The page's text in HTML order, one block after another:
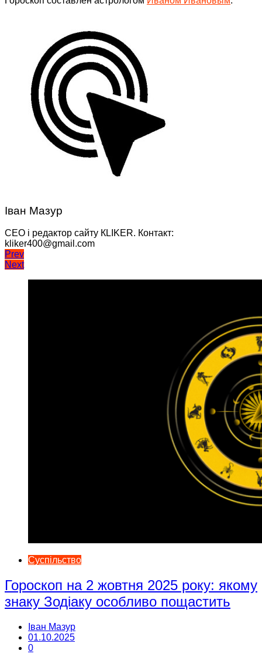
Іван Мазур
CEO і редактор сайту КLIKER. Контакт:
kliker400@gmail.com
Навігація
записів
Prev
Next
Суспільство
Гороскоп на 2 жовтня 2025 року: якому
знаку Зодіаку особливо пощастить
Іван Мазур
01.10.2025
0